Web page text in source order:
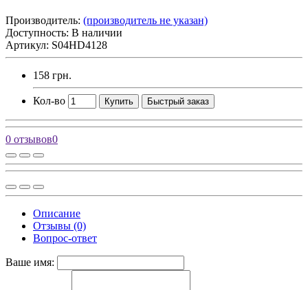
Производитель: (производитель не указан)
Доступность: В наличии
Артикул: S04HD4128
158 грн.
Кол-во Купить Быстрый заказ
0 отзывов0
Описание
Отзывы (0)
Вопрос-ответ
Ваше имя: